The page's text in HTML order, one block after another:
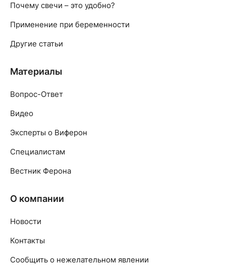
Почему свечи – это удобно?
Применение при беременности
Другие статьи
Материалы
Вопрос-Ответ
Видео
Эксперты о Виферон
Специалистам
Вестник Ферона
О компании
Новости
Контакты
Сообщить о нежелательном явлении